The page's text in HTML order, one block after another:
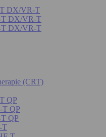
DX/VR-T
T DX/VR-T
T DX/VR-T
(CRT)
QP
T QP
QP
T